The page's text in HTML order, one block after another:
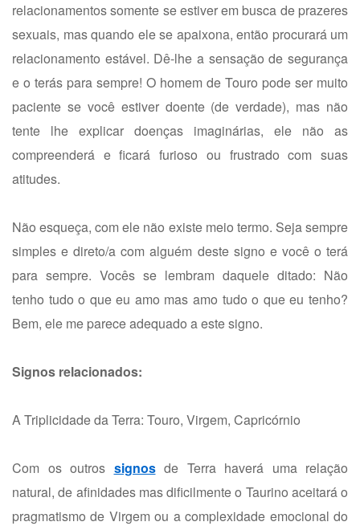
relacionamentos somente se estiver em busca de prazeres
sexuais, mas quando ele se apaixona, então procurará um
relacionamento estável. Dê-lhe a sensação de segurança
e o terás para sempre! O homem de Touro pode ser muito
paciente se você estiver doente (de verdade), mas não
tente lhe explicar doenças imaginárias, ele não as
compreenderá e ficará furioso ou frustrado com suas
atitudes.
Não esqueça, com ele não existe meio termo. Seja sempre
simples e direto/a com alguém deste signo e você o terá
para sempre. Vocês se lembram daquele ditado: Não
tenho tudo o que eu amo mas amo tudo o que eu tenho?
Bem, ele me parece adequado a este signo.
Signos relacionados:
A Triplicidade da Terra: Touro, Virgem, Capricórnio
Com os outros signosde Terra haverá uma relação
natural, de afinidades mas dificilmente o Taurino aceitará o
pragmatismo de Virgem ou a complexidade emocional do